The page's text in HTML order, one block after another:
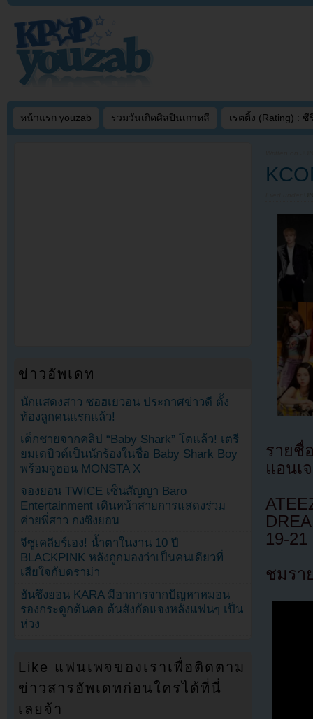
หน้าแรก youzab รวมวันเกิดศิลปินเกาหลี เรตติ้ง (Rating) : ซี
รายชื่
แอนเ
19-
ชมรา
ข่าวอัพเดท
นักแสดงสาว ซอฮเยวอน ประกาศข่าวดี ตั้ง
ท้องลูกคนแรกแล้ว!
เด็กชายจากคลิป “Baby Shark” โตแล้ว! เตรี
ยมเดบิวต์เป็นนักร้องในชื่อ Baby Shark Boy
พร้อมจูฮอน MONSTA X
จองยอน TWICE เซ็นสัญญา Baro
Entertainment เดินหน้าสายการแสดงร่วม
ค่ายพี่สาว กงซึงยอน
จีซูเคลียร์เอง! น้ำตาในงาน 10 ปี
BLACKPINK หลังถูกมองว่าเป็นคนเดียวที่
เสียใจกับดราม่า
ฮันซึงยอน KARA มีอาการจากปัญหาหมอน
รองกระดูกต้นคอ ต้นสังกัดแจงหลังแฟนๆ เป็น
ห่วง
Like แฟนเพจของเราเพื่อติดตาม
ข่าวสารอัพเดทก่อนใครได้ที่นี่
เลยจ้า